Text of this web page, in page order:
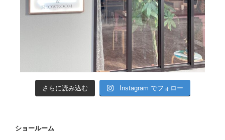
さらに読み込む Instagram でフォロー
ショールーム